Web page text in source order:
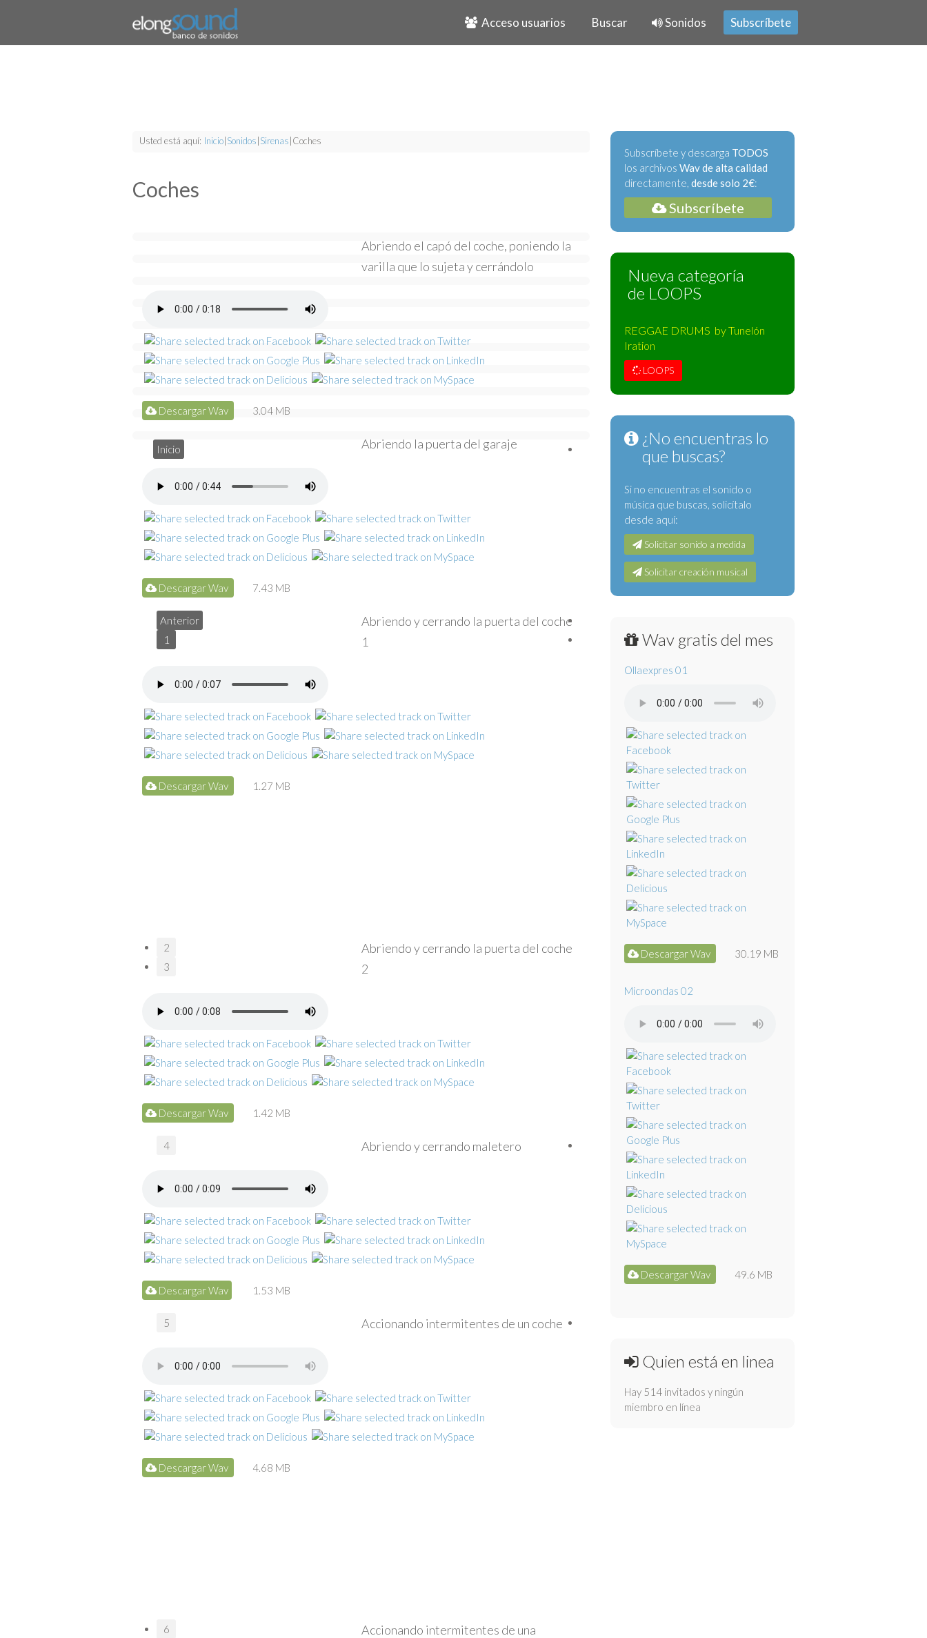
Acceso usuarios Buscar Sonidos Subscríbete
Usted está aquí: Inicio Sonidos Sirenas Coches
Coches
Abriendo el capó del coche, poniendo la
varilla que lo sujeta y cerrándolo
Descargar Wav 3.04 MB
Abriendo la puerta del garaje
Descargar Wav 7.43 MB
Abriendo y cerrando la puerta del coche
1
Descargar Wav 1.27 MB
Abriendo y cerrando la puerta del coche
2
Descargar Wav 1.42 MB
Abriendo y cerrando maletero
Descargar Wav 1.53 MB
Accionando intermitentes de un coche
Descargar Wav 4.68 MB
Accionando intermitentes de una
Inicio
Anterior
1
2
3
4
5
6
Subscríbete y descarga TODOS
los archivos Wav de alta calidad
directamente, desde solo 2€:
Subscríbete
Nueva categoría
de LOOPS
REGGAE DRUMS by Tunelón
Iration
LOOPS
¿No encuentras lo
que buscas?
Si no encuentras el sonido o
música que buscas, solicítalo
desde aquí:
Solicitar sonido a medida
Solicitar creación musical
Wav gratis del mes
Ollaexpres 01
Descargar Wav 30.19 MB
Microondas 02
Descargar Wav 49.6 MB
Quien está en linea
Hay 514 invitados y ningún
miembro en línea